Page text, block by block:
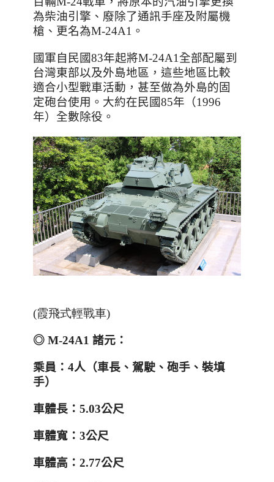
為柴油引擎、廢除了通訊手座及附屬機
槍、更名為M-24A1 。
國軍自民國83年起將M-24A1 全部配屬到
台灣東部以及外島地區，這些地區比較
適合小型戰車活動，甚至做為外島的固
定砲台使用。大約在民國85年（1996
年）全數除役。
(霞飛式輕戰車)
◎ M-24A1 諸元：
乘員： 4人（車長、駕駛、砲手、裝填
手）
車體長： 5.03公尺
車體寬： 3公尺
車體高： 2.77公尺